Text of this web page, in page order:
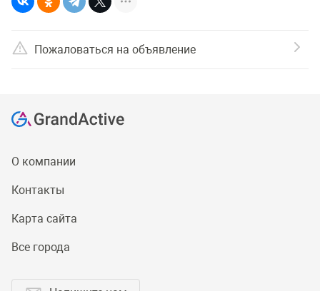
Пожаловаться на объявление
О компании
Контакты
Карта сайта
Все города